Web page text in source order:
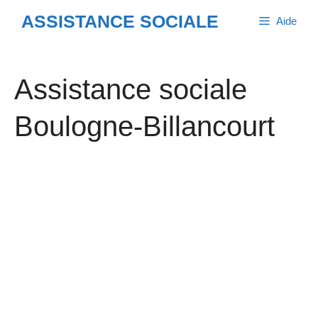
ASSISTANCE SOCIALE Aide
Assistance sociale
Boulogne-Billancourt